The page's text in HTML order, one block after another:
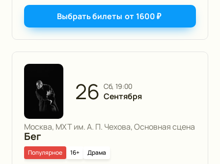
Выбрать билеты от 1600₽
26 сб, 19:00
Сентября
Москва, МХТ им. А. П. Чехова, Основная сцена
Бег
16+ Драма
Популярное